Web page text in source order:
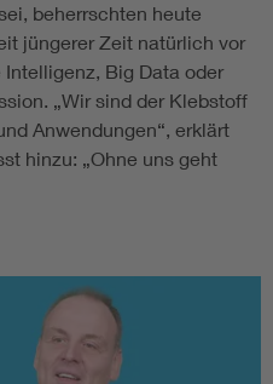
beherrschten heute
jüngerer Zeit natürlich vor
Big Data oder
„Wir sind der Klebstoff
Anwendungen“, erklärt
hinzu: „Ohne uns geht